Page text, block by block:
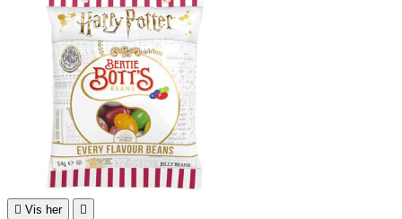
 Vis her 